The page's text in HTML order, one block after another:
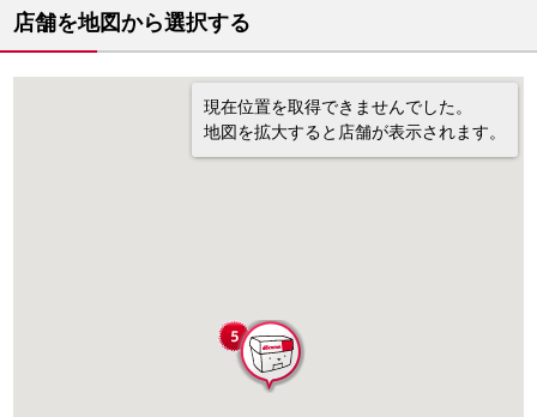
店舗を地図から選択する
現在位置を取得できませんでした。
地図を拡大すると店舗が表示されます。